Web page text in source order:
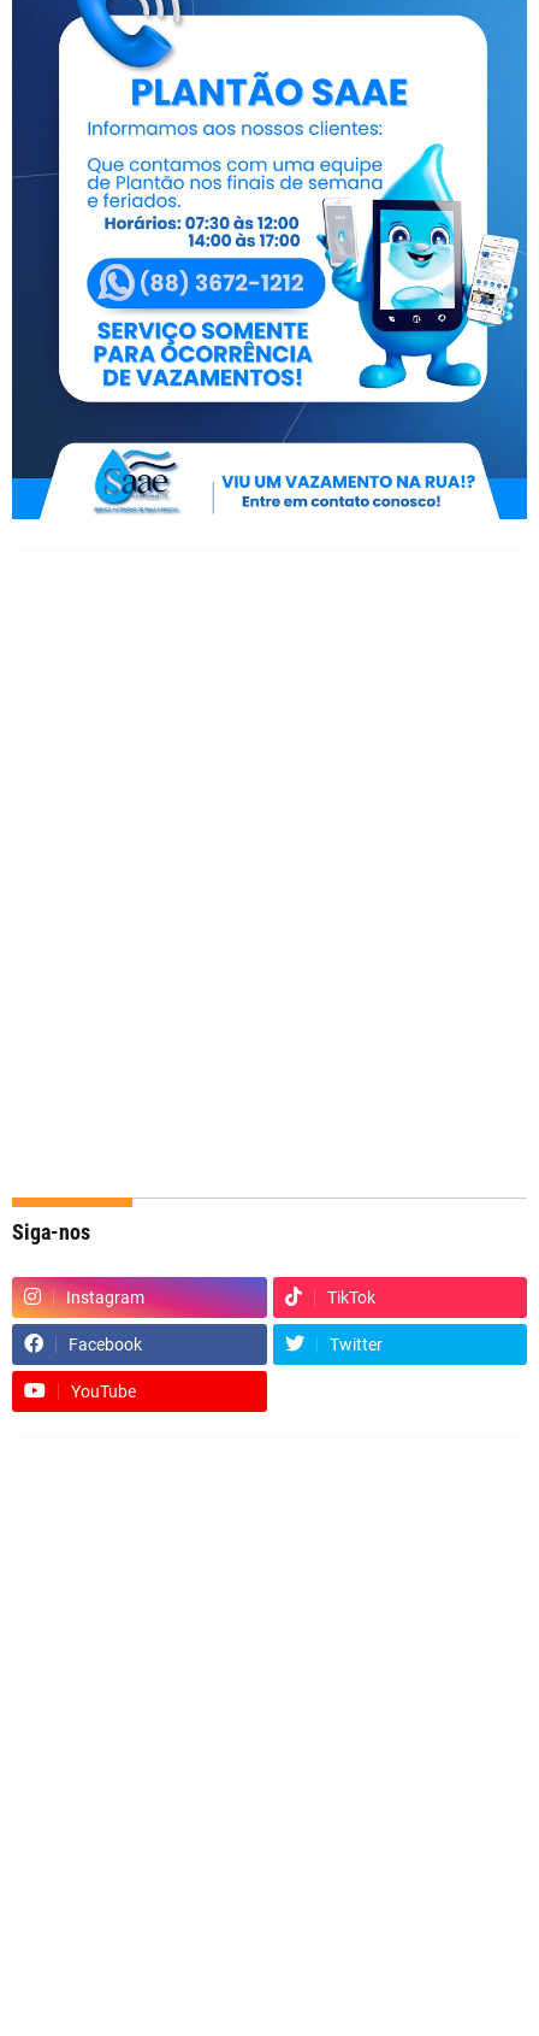
Siga-nos
Instagram TikTok
Facebook Twitter
YouTube